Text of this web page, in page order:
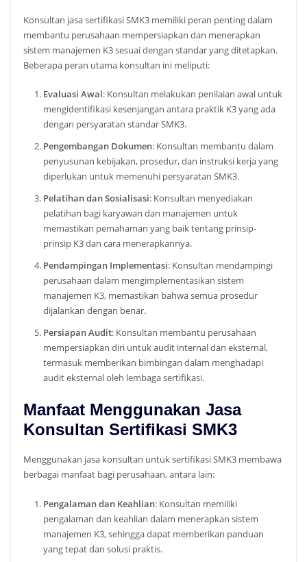
Konsultan jasa sertifikasi SMK3 memiliki peran penting dalam
membantu perusahaan mempersiapkan dan menerapkan
sistem manajemen K3 sesuai dengan standar yang ditetapkan.
Beberapa peran utama konsultan ini meliputi:
Evaluasi Awal: Konsultan melakukan penilaian awal untuk
mengidentifikasi kesenjangan antara praktik K3 yang ada
dengan persyaratan standar SMK3.
Pengembangan Dokumen: Konsultan membantu dalam
penyusunan kebijakan, prosedur, dan instruksi kerja yang
diperlukan untuk memenuhi persyaratan SMK3.
Pelatihan dan Sosialisasi: Konsultan menyediakan
pelatihan bagi karyawan dan manajemen untuk
memastikan pemahaman yang baik tentang prinsip-
prinsip K3 dan cara menerapkannya.
Pendampingan Implementasi: Konsultan mendampingi
perusahaan dalam mengimplementasikan sistem
manajemen K3, memastikan bahwa semua prosedur
dijalankan dengan benar.
Persiapan Audit: Konsultan membantu perusahaan
mempersiapkan diri untuk audit internal dan eksternal,
termasuk memberikan bimbingan dalam menghadapi
audit eksternal oleh lembaga sertifikasi.
Manfaat Menggunakan Jasa
Konsultan Sertifikasi SMK3
Menggunakan jasa konsultan untuk sertifikasi SMK3 membawa
berbagai manfaat bagi perusahaan, antara lain:
Pengalaman dan Keahlian: Konsultan memiliki
pengalaman dan keahlian dalam menerapkan sistem
manajemen K3, sehingga dapat memberikan panduan
yang tepat dan solusi praktis.